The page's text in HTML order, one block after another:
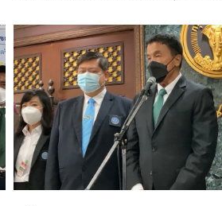
ได้มีอำนาจในการจับกุม